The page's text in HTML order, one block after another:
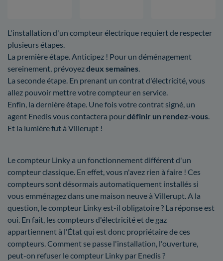
L'installation d'un compteur électrique requiert de respecter
plusieurs étapes.
La première étape. Anticipez ! Pour un déménagement
sereinement, prévoyezdeux semaines.
La seconde étape. En prenant un contrat d'électricité, vous
allez pouvoir mettre votre compteur en service.
Enfin, la dernière étape. Une fois votre contrat signé, un
agent Enedis vous contactera pourdéfinir un rendez-vous.
Et la lumière fut à Villerupt !
Le compteur Linky a un fonctionnement différent d'un
compteur classique. En effet, vous n'avez rien à faire ! Ces
compteurs sont désormais automatiquement installés si
vous emménagez dans une maison neuve à Villerupt. A la
question, le compteur Linky est-il obligatoire ? La réponse est
oui. En fait, les compteurs d'électricité et de gaz
appartiennent à l'État qui est donc propriétaire de ces
compteurs. Comment se passe l'installation, l'ouverture,
peut-on refuser le compteur Linky par Enedis ?